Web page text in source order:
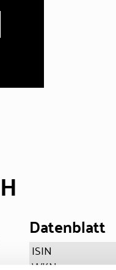
Datenblatt
ISIN
WKN